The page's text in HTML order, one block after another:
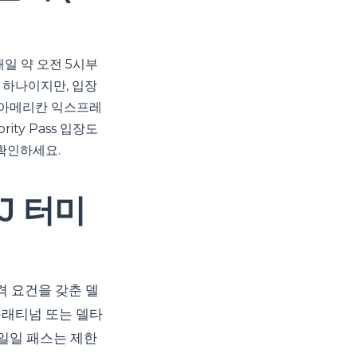
약 오전 5시부
나이지만, 입장
메리칸 익스프레
Pass 입장도
인하세요.
터미
요건을 갖춘 델
티넘 또는 델타
일 패스는 제한